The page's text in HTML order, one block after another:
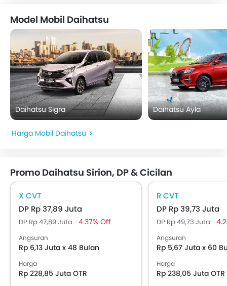
Model Mobil Daihatsu
Daihatsu Sigra Daihatsu Ayla
Harga Mobil Daihatsu
Promo Daihatsu Sirion, DP & Cicilan
X CVT
DP Rp 37,89 Juta
DP Rp 47,89 Juta 4.37% Off
Angsuran
Rp 6,13 Juta x 48 Bulan
Harga
Rp 228,85 Juta OTR
R CVT
DP Rp 39,73 Juta
DP Rp 49,73 Juta
Angsuran
Rp 5,67 Juta x 60
Harga
Rp 238,05 Juta OTR